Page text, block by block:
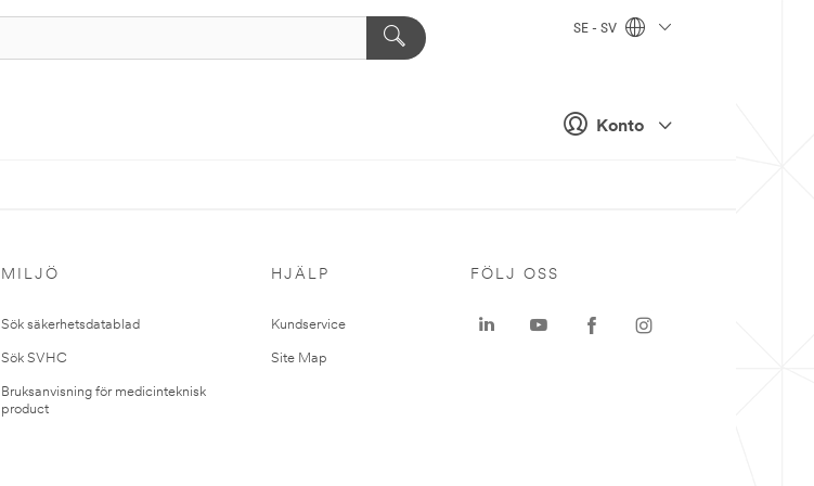
Konto
SE - SV
MILJÖ
Sök säkerhetsdatablad
Sök SVHC
Bruksanvisning för medicinteknisk
product
HJÄLP
Kundservice
Site Map
FÖLJ OSS